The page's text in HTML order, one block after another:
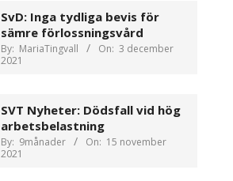
SvD: Inga tydliga bevis för
sämre förlossningsvård
By: MariaTingvall On: 3 december
2021
SVT Nyheter: Dödsfall vid hög
arbetsbelastning
By: 9månader On: 15 november
2021